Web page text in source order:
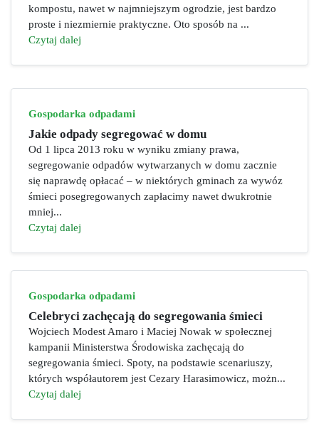
kompostu, nawet w najmniejszym ogrodzie, jest bardzo
proste i niezmiernie praktyczne. Oto sposób na ...
Czytaj dalej
Gospodarka odpadami
Jakie odpady segregować w domu
Od 1 lipca 2013 roku w wyniku zmiany prawa,
segregowanie odpadów wytwarzanych w domu zacznie
się naprawdę opłacać – w niektórych gminach za wywóz
śmieci posegregowanych zapłacimy nawet dwukrotnie
mniej...
Czytaj dalej
Gospodarka odpadami
Celebryci zachęcają do segregowania śmieci
Wojciech Modest Amaro i Maciej Nowak w społecznej
kampanii Ministerstwa Środowiska zachęcają do
segregowania śmieci. Spoty, na podstawie scenariuszy,
których współautorem jest Cezary Harasimowicz, możn...
Czytaj dalej